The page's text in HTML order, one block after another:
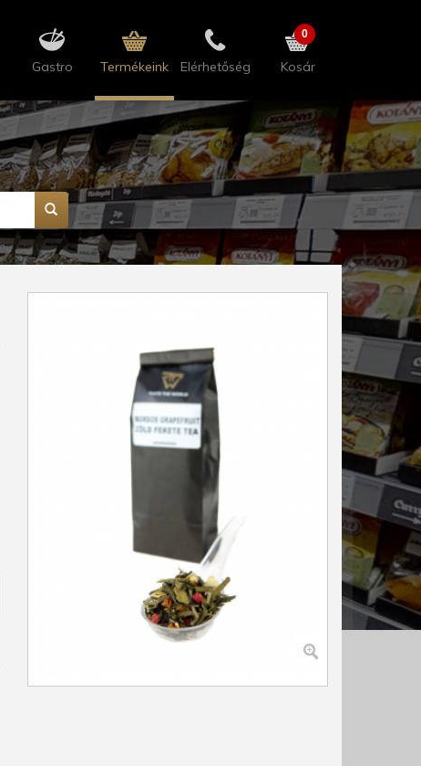
Gastro Termékeink Elérhetőség Kosár
0